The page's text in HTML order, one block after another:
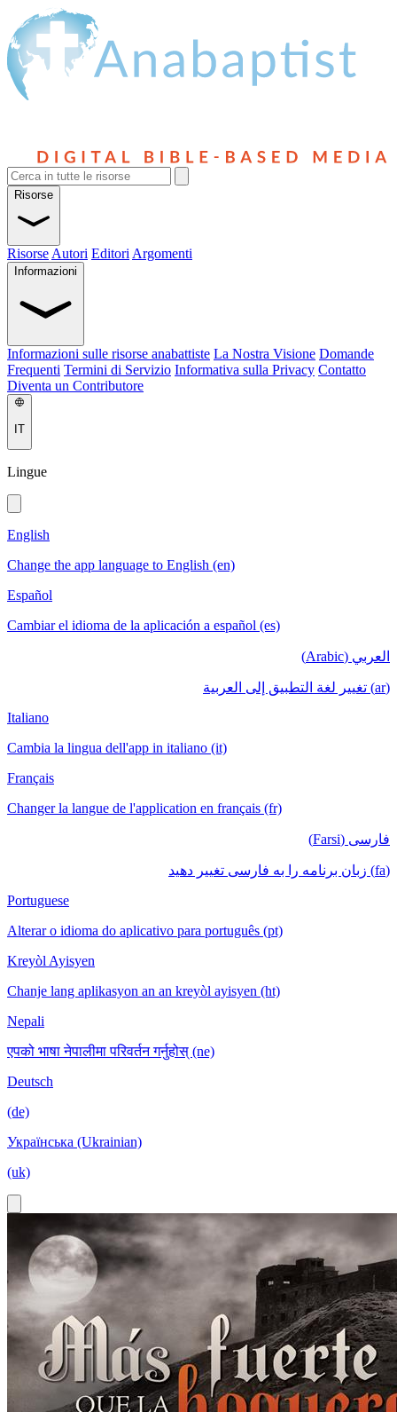
Risorse
Risorse Autori Editori Argomenti
Informazioni
Informazioni sulle risorse anabattiste La Nostra Visione Domande
Frequenti Termini di Servizio Informativa sulla Privacy Contatto
Diventa un Contributore
IT
Lingue
English
Change the app language to English (en)
Español
Cambiar el idioma de la aplicación a español (es)
العربي (Arabic)
(ar) تغيير لغة التطبيق إلى العربية
Italiano
Cambia la lingua dell'app in italiano (it)
Français
Changer la langue de l'application en français (fr)
فارسی (Farsi)
(fa) زبان برنامه را به فارسی تغییر دهید
Portuguese
Alterar o idioma do aplicativo para português (pt)
Kreyòl Ayisyen
Chanje lang aplikasyon an an kreyòl ayisyen (ht)
Nepali
एपको भाषा नेपालीमा परिवर्तन गर्नुहोस् (ne)
Deutsch
(de)
Українська (Ukrainian)
(uk)